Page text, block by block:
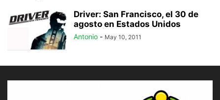
Driver: San Francisco, el 30 de
agosto en Estados Unidos
Antonio - May 10, 2011